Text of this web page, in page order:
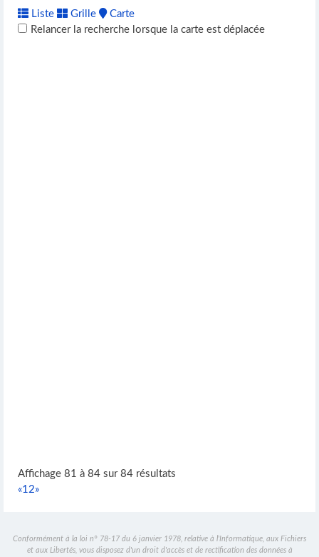
Liste Grille
Carte
Relancer la recherche lorsque la carte est déplacée
Affichage 81 à 84 sur 84 résultats
«12»
Conformément à la loi n° 78-17 du 6 janvier 1978, relative à l'Informatique, aux Fichiers
et aux Libertés, vous disposez d'un droit d'accès et de rectification des données à